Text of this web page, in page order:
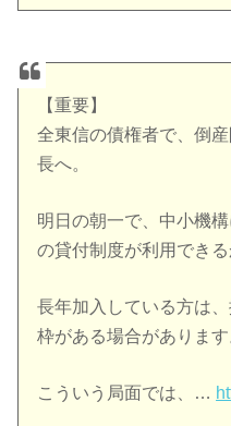
【重要】
全東信の債権者で、倒
長へ。
明日の朝一で、中小機
の貸付制度が利用できる
長年加入している方は
枠がある場合がありま
こういう局面では、…